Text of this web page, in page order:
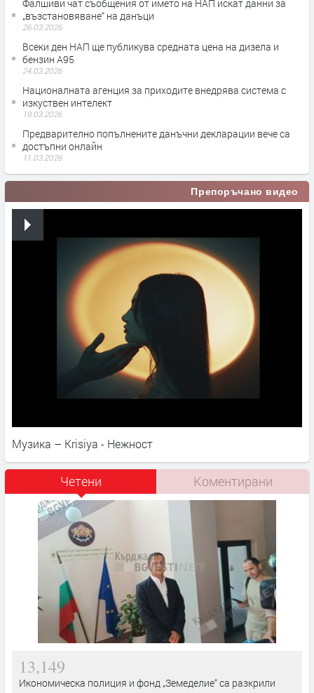
Фалшиви чат съобщения от името на НАП искат данни за
„възстановяване“ на данъци
26.03.2026
Всеки ден НАП ще публикува средната цена на дизела и
бензин А95
24.03.2026
Националната агенция за приходите внедрява система с
изкуствен интелект
19.03.2026
Предварително попълнените данъчни декларации вече са
достъпни онлайн
11.03.2026
Препоръчано видео
Музика – Krisiya - Нежност
Четени Коментирани
13,149
Икономическа полиция и фонд „Земеделие“ са разкрили